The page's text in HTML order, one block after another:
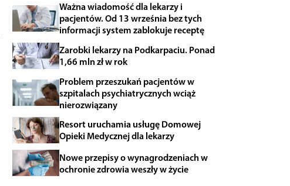
Ważna wiadomość dla lekarzy i
pacjentów. Od 13 września bez tych
informacji system zablokuje receptę
Zarobki lekarzy na Podkarpaciu. Ponad
1,66 mln zł w rok
Problem przeszukań pacjentów w
szpitalach psychiatrycznych wciąż
nierozwiązany
Resort uruchamia usługę Domowej
Opieki Medycznej dla lekarzy
Nowe przepisy o wynagrodzeniach w
ochronie zdrowia weszły w życie